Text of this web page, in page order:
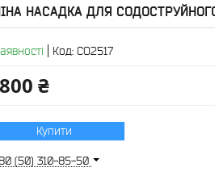
НАСАДКА ДЛЯ
Код: СО2517
₴
Купити
(50) 310-85-50